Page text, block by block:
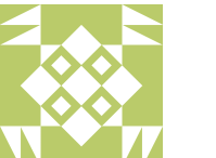
содержимому